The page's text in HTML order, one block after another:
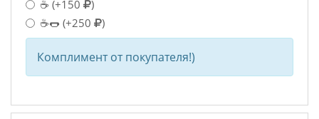
☕ (+150
)
☕🌭 (+250 )
Комплимент от покупателя!)